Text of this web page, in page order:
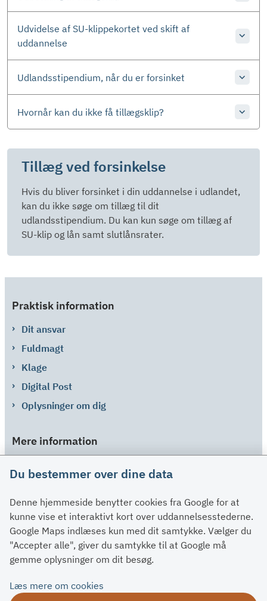
Udvidelse af SU-klippekortet ved skift af
uddannelse
Udlandsstipendium, når du er forsinket
Hvornår kan du ikke få tillægsklip?
Tillæg ved forsinkelse
Hvis du bliver forsinket i din uddannelse i udlandet,
kan du ikke søge om tillæg til dit
udlandsstipendium. Du kan kun søge om tillæg af
SU-klip og lån samt slutlånsrater.
Praktisk information
Dit ansvar
Fuldmagt
Klage
Digital Post
Oplysninger om dig
Mere information
Spørgsmål og svar
Kontakt
Paragraffer
Du bestemmer over dine data
Denne hjemmeside benytter cookies fra Google for at
kunne vise et interaktivt kort over uddannelsesstederne.
Google Maps indlæses kun med dit samtykke. Vælger du
"Accepter alle", giver du samtykke til at Google må
gemme oplysninger om dit besøg.
Læs mere om cookies